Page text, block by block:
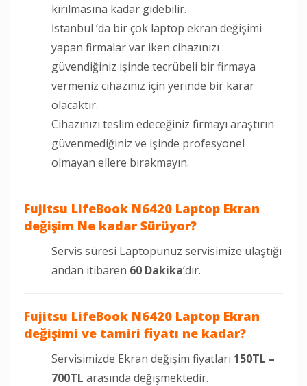
kırılmasına kadar gidebilir.
İstanbul ‘da bir çok laptop ekran değişimi
yapan firmalar var iken cihazınızı
güvendiğiniz işinde tecrübeli bir firmaya
vermeniz cihazınız için yerinde bir karar
olacaktır.
Cihazınızı teslim edeceğiniz firmayı araştırın
güvenmediğiniz ve işinde profesyonel
olmayan ellere bırakmayın.
Fujitsu LifeBook N6420 Laptop Ekran
değişim Ne kadar Sürüyor?
Servis süresi Laptopunuz servisimize ulaştığı
andan itibaren 60 Dakika‘dır.
Fujitsu LifeBook N6420 Laptop Ekran
değişimi ve tamiri fiyatı ne kadar?
Servisimizde Ekran değişim fiyatları 150TL –
700TL arasında değişmektedir.